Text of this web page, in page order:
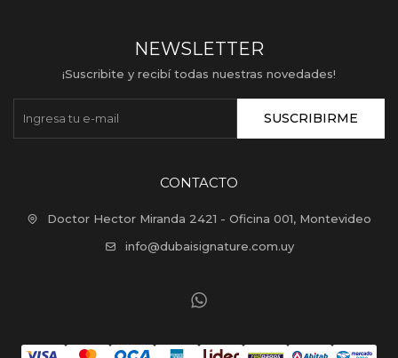
CONTACTO
Doctor Hector Miranda 2421 - Oficina 001, Montevideo
info@dubaisignature.com.uy
NEWSLETTER
¡Suscribite y recibí todas nuestras novedades!
SUSCRIBIRME
